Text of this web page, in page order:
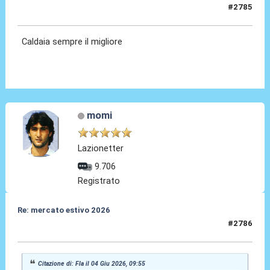
#2785
Caldaia sempre il migliore
momi
Lazionetter
9.706
Registrato
Re: mercato estivo 2026
#2786
Citazione di: Fla il 04 Giu 2026, 09:55